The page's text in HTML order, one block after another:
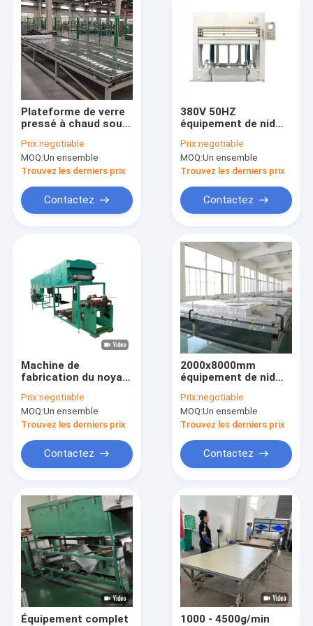
Produits
VR Show
Au sujet de nous
Contactez-nous
Nouvelles
Panneaux en aluminium de nid d'abeilles
feuille en aluminium de nid d'abeilles
Nid d'abeilles en aluminium
Plateforme de verre
pressé à chaud sous
fabrication de
panneaux à
honeycomb
Prix:negotiable
MOQ:Un ensemble
Trouvez les derniers prix
Contactez
380V 50HZ
équipement de nid
machine de presse à
chaud
Prix:negotiable
MOQ:Un ensemble
Trouvez les derniers prix
Contactez
Machine de
fabrication du noyau
aluminium
Prix:negotiable
MOQ:Un ensemble
Trouvez les derniers prix
Contactez
2000x8000mm
équipement de nid
grande plateforme
de vide de dimension
Prix:negotiable
MOQ:Un ensemble
Trouvez les derniers prix
Contactez
Équipement complet
1000 - 4500g/min